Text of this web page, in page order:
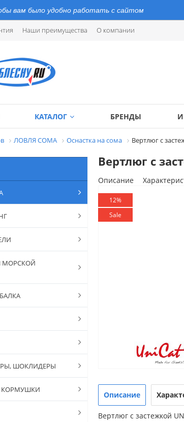
вам было удобно работать с сайтом
Наши преимущества О компании
КАТАЛОГ БРЕНДЫ
ЛОВЛЯ СОМА Оснастка на сома Вертлюг с
МОРСКОЙ
ШОКЛИДЕРЫ
КОРМУШКИ
Вертлюг с
Описание
12%
Sale
Описание
Вертлюг с застежкой